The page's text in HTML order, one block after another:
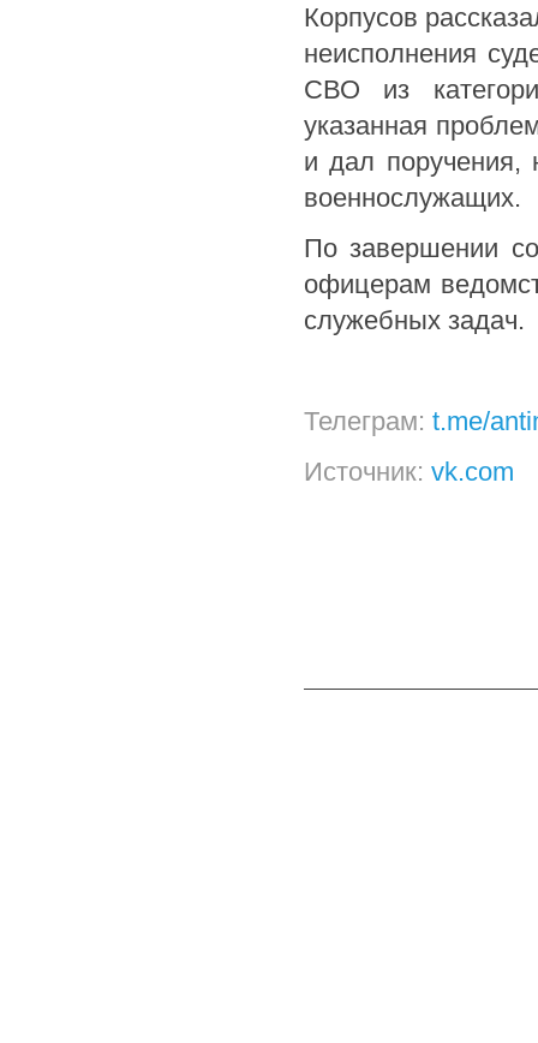
Корпусов
неисполнения
СВО из
указанная
и дал поручения,
военнослужащих.
По завершении
офицерам
служебных задач.
Телеграм: t.me/
Источник: vk.com